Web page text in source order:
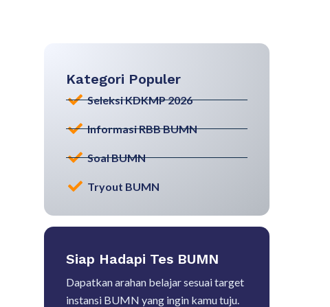
Kategori Populer
Seleksi KDKMP 2026
Informasi RBB BUMN
Soal BUMN
Tryout BUMN
Siap Hadapi Tes BUMN
Dapatkan arahan belajar sesuai target
instansi BUMN yang ingin kamu tuju.